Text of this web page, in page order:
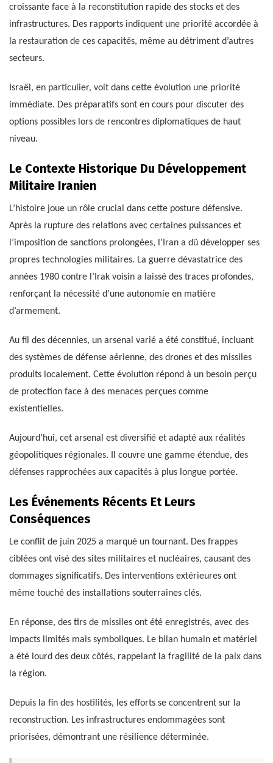
croissante face à la reconstitution rapide des stocks et des
infrastructures. Des rapports indiquent une priorité accordée à
la restauration de ces capacités, même au détriment d’autres
secteurs.
Israël, en particulier, voit dans cette évolution une priorité
immédiate. Des préparatifs sont en cours pour discuter des
options possibles lors de rencontres diplomatiques de haut
niveau.
Le Contexte Historique Du Développement
Militaire Iranien
L’histoire joue un rôle crucial dans cette posture défensive.
Après la rupture des relations avec certaines puissances et
l’imposition de sanctions prolongées, l’Iran a dû développer ses
propres technologies militaires. La guerre dévastatrice des
années 1980 contre l’Irak voisin a laissé des traces profondes,
renforçant la nécessité d’une autonomie en matière
d’armement.
Au fil des décennies, un arsenal varié a été constitué, incluant
des systèmes de défense aérienne, des drones et des missiles
produits localement. Cette évolution répond à un besoin perçu
de protection face à des menaces perçues comme
existentielles.
Aujourd’hui, cet arsenal est diversifié et adapté aux réalités
géopolitiques régionales. Il couvre une gamme étendue, des
défenses rapprochées aux capacités à plus longue portée.
Les Événements Récents Et Leurs
Conséquences
Le conflit de juin 2025 a marqué un tournant. Des frappes
ciblées ont visé des sites militaires et nucléaires, causant des
dommages significatifs. Des interventions extérieures ont
même touché des installations souterraines clés.
En réponse, des tirs de missiles ont été enregistrés, avec des
impacts limités mais symboliques. Le bilan humain et matériel
a été lourd des deux côtés, rappelant la fragilité de la paix dans
la région.
Depuis la fin des hostilités, les efforts se concentrent sur la
reconstruction. Les infrastructures endommagées sont
priorisées, démontrant une résilience déterminée.